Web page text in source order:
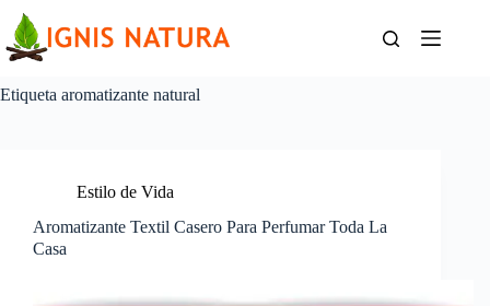
contenido
Etiqueta aromatizante natural
Estilo de Vida
Aromatizante Textil Casero Para Perfumar Toda La
Casa